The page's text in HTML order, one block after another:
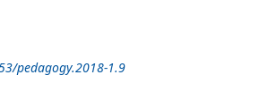
pedagogy.2018-1.9